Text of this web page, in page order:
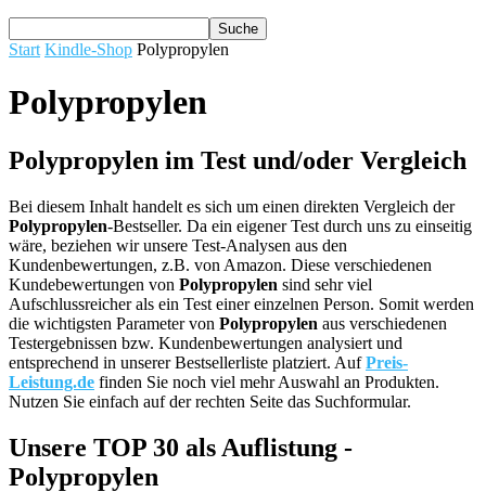
Start Kindle-Shop Polypropylen
Polypropylen
Polypropylen im Test und/oder Vergleich
Bei diesem Inhalt handelt es sich um einen direkten Vergleich der
Polypropylen-Bestseller. Da ein eigener Test durch uns zu einseitig
wäre, beziehen wir unsere Test-Analysen aus den
Kundenbewertungen, z.B. von Amazon. Diese verschiedenen
Kundebewertungen von Polypropylen sind sehr viel
Aufschlussreicher als ein Test einer einzelnen Person. Somit werden
die wichtigsten Parameter von Polypropylen aus verschiedenen
Testergebnissen bzw. Kundenbewertungen analysiert und
entsprechend in unserer Bestsellerliste platziert. AufPreis-
Leistung.de finden Sie noch viel mehr Auswahl an Produkten.
Nutzen Sie einfach auf der rechten Seite das Suchformular.
Unsere TOP 30 als Auflistung -
Polypropylen